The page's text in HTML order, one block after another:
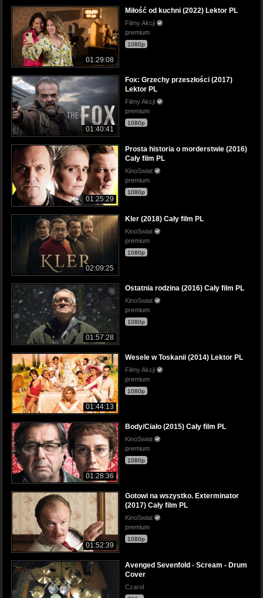
01:29:08
Miłość od kuchni (2022) Lektor PL
Filmy Akcji
premium
1080p
01:40:41
Fox: Grzechy przeszłości (2017)
Lektor PL
Filmy Akcji
premium
1080p
01:25:29
Prosta historia o morderstwie (2016)
Cały film PL
KinoSwiat
premium
1080p
02:09:25
Kler (2018) Cały film PL
KinoSwiat
premium
1080p
01:57:28
Ostatnia rodzina (2016) Cały film PL
KinoSwiat
premium
1080p
01:44:13
Wesele w Toskanii (2014) Lektor PL
Filmy Akcji
premium
1080p
01:28:36
Body/Ciało (2015) Cały film PL
KinoSwiat
premium
1080p
01:52:39
Gotowi na wszystko. Exterminator
(2017) Cały film PL
KinoSwiat
premium
1080p
Avenged Sevenfold - Scream - Drum
Cover
Czarol